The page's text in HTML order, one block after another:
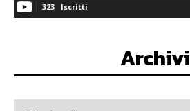
323 Iscritti
Archivi